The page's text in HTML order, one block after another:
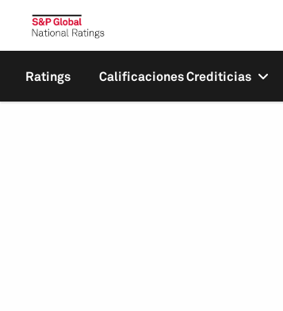
Ratings Calificaciones Crediticias